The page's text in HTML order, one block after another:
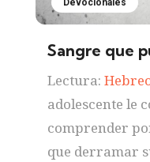
Devocionales
Sangre que
Lectura:
adolescente le
comprender
que derramar